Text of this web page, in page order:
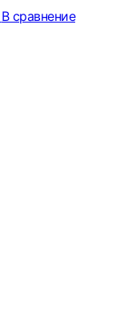
В сравнение